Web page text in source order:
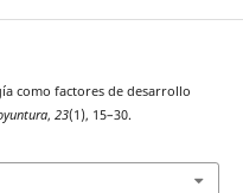
como factores de desarrollo
, 23(1), 15–30.